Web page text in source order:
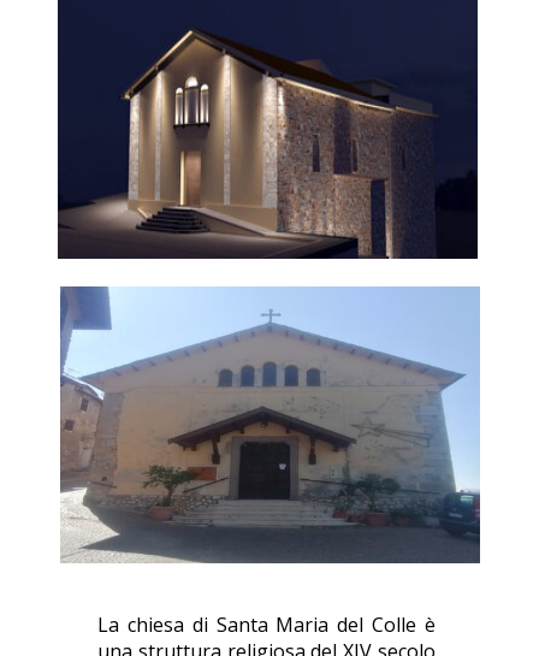
La chiesa di Santa Maria del Colle è